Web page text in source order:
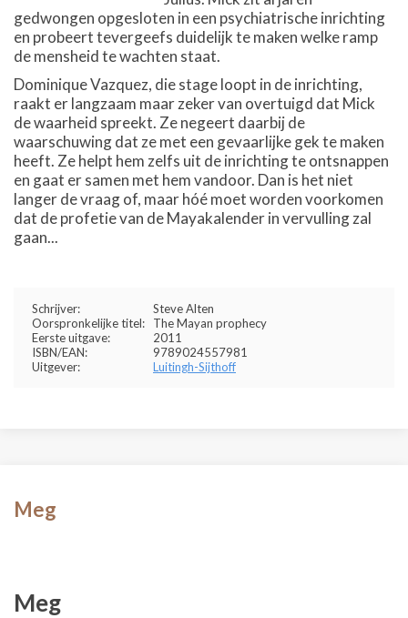
gedwongen opgesloten in een psychiatrische inrichting
en probeert tevergeefs duidelijk te maken welke ramp
de mensheid te wachten staat.
Dominique Vazquez, die stage loopt in de inrichting,
raakt er langzaam maar zeker van overtuigd dat Mick
de waarheid spreekt. Ze negeert daarbij de
waarschuwing dat ze met een gevaarlijke gek te maken
heeft. Ze helpt hem zelfs uit de inrichting te ontsnappen
en gaat er samen met hem vandoor. Dan is het niet
langer de vraag of, maar hóé moet worden voorkomen
dat de profetie van de Mayakalender in vervulling zal
gaan...
Schrijver:
Steve Alten
Oorspronkelijke titel:
The Mayan prophecy
Eerste uitgave:
2011
ISBN/EAN:
9789024557981
Uitgever:
Luitingh-Sijthoff
Meg
Meg